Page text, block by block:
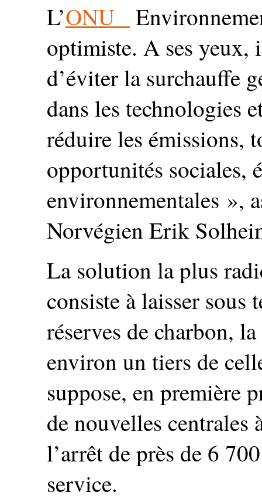
L’ONU
optimiste. A ses yeux,
d’éviter la surchauffe
dans les technologies
réduire les émissions,
opportunités sociales,
environnementales »,
Norvégien Erik
La solution la plus
consiste à laisser sous
réserves de charbon,
environ un tiers de
suppose, en première
de nouvelles centrales
l’arrêt de près de 6
service.